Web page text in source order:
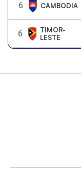
6 CAMBODIA
6
TIMOR-
LESTE